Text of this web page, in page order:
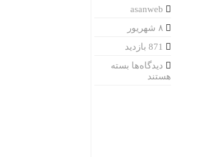
asanweb
دیدگاه‌ها برای
بسته
هستند